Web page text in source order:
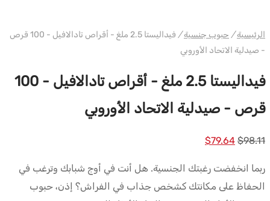
الرئيسية / حبوب جنسية /
فيداليستا 2.5 ملغ - أقراص تادالافيل - 100 قرص
- صيدلية الاتحاد الأوروبي
فيداليستا 2.5 ملغ - أقراص تادالافيل - 100
قرص - صيدلية الاتحاد الأوروبي
$98.11
السعر$79.64 السعر
هو:
ربما انخفضت رغبتك الجنسية. هل أنت في أوج شبابك وترغب في
الحفاظ على مكانتك كشخص جذاب في الفراش؟ إذن، حبوب